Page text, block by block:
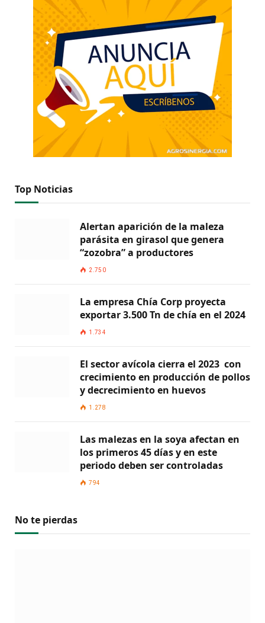
Top Noticias
Alertan aparición de la maleza
parásita en girasol que genera
“zozobra” a productores
2.750
La empresa Chía Corp proyecta
exportar 3.500 Tn de chía en el 2024
1.734
El sector avícola cierra el 2023 con
crecimiento en producción de pollos
y decrecimiento en huevos
1.278
Las malezas en la soya afectan en
los primeros 45 días y en este
periodo deben ser controladas
794
No te pierdas